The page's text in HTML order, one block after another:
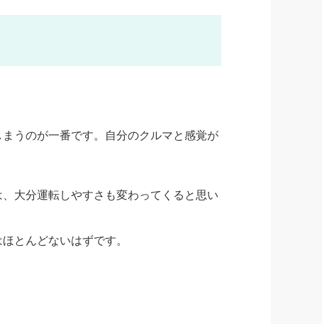
うのが一番です。自分のクルマと感覚が
大分運転しやすさも変わってくると思い
とんどないはずです。